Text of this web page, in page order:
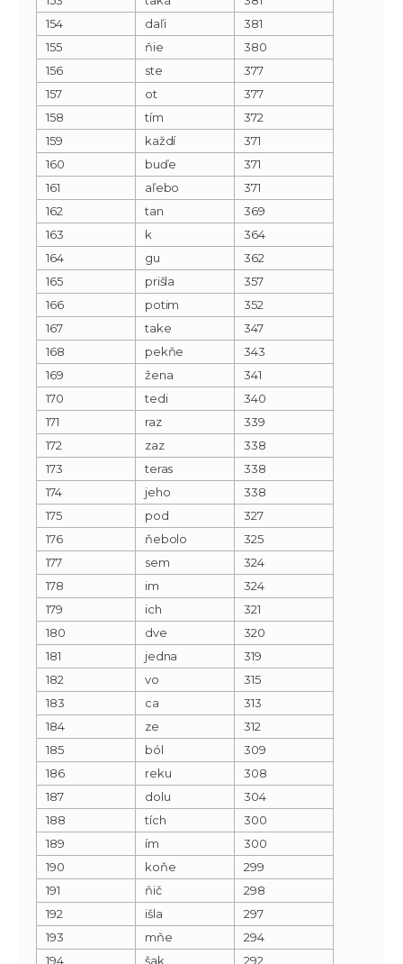
154
daľi
381
155
ňie
380
156
ste
377
157
ot
377
158
tím
372
159
každí
371
160
buďe
371
161
aľebo
371
162
tan
369
163
k
364
164
gu
362
165
prišla
357
166
potim
352
167
take
347
168
pekňe
343
169
žena
341
170
tedi
340
171
raz
339
172
zaz
338
173
teras
338
174
jeho
338
175
pod
327
176
ňebolo
325
177
sem
324
178
im
324
179
ich
321
180
dve
320
181
jedna
319
182
vo
315
183
ca
313
184
ze
312
185
ból
309
186
reku
308
187
dolu
304
188
tích
300
189
ím
300
190
koňe
299
191
ňič
298
192
išla
297
193
mňe
294
194
šak 292